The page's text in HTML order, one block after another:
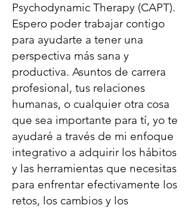
Psychodynamic Therapy (CAPT).
Espero poder trabajar contigo
para ayudarte a tener una
perspectiva más sana y
productiva. Asuntos de carrera
profesional, tus relaciones
humanas, o cualquier otra cosa
que sea importante para tí, yo te
ayudaré a través de mi enfoque
integrativo a adquirir los hábitos
y las herramientas que necesitas
para enfrentar efectivamente los
retos, los cambios y los